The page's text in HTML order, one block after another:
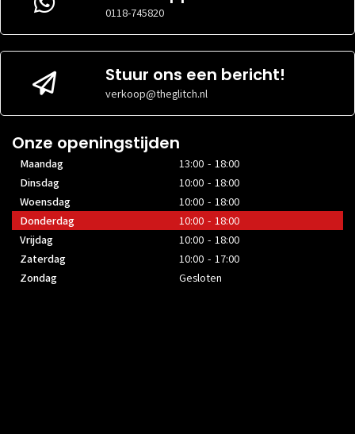
0118-745820
Stuur ons een bericht!
verkoop@theglitch.nl
Onze openingstijden
Maandag
13:00 - 18:00
Dinsdag
10:00 - 18:00
Woensdag
10:00 - 18:00
Donderdag
10:00 - 18:00
Vrijdag
10:00 - 18:00
Zaterdag
10:00 - 17:00
Zondag
Gesloten